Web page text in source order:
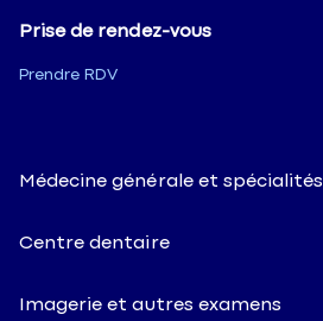
Prise de rendez-vous
Prendre RDV
Médecine générale et spécialités
Centre dentaire
Imagerie et autres examens